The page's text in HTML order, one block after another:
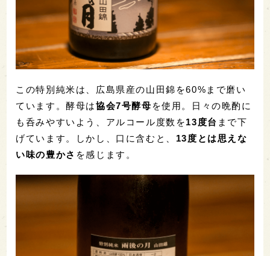
この特別純米は、広島県産の山田錦を60% まで磨い
ています。酵母は協会7号酵母 を使用。日々の晩酌に
も呑みやすいよう、アルコール度数を13 度台 まで下
げています。しかし、口に含むと、 13 度とは思えな
い味の豊かさ を感じます。